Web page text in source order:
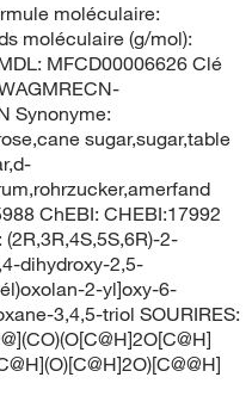
moléculaire:
moléculaire (g/mol):
MFCD00006626 Clé
Synonyme:
sugar,sugar,table
ChEBI: CHEBI:17992
(2R,3R,4S,5S,6R)-2-
dihydroxy-2,5-
2-yl]oxy-6-
3,4,5-triol SOURIRES: